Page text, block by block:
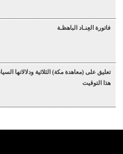
فاتورة العِنـاد الباهظـة
تعليق على (معاهدة مكة) الثلاثية ودلالاتها
هذا التوقيت